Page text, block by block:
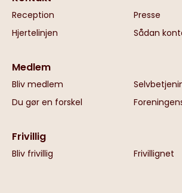
Reception
Presse
Hjertelinjen
Sådan
Medlem
Bliv medlem
Du gør en forskel
Frivillig
Bliv frivillig Frivillignet